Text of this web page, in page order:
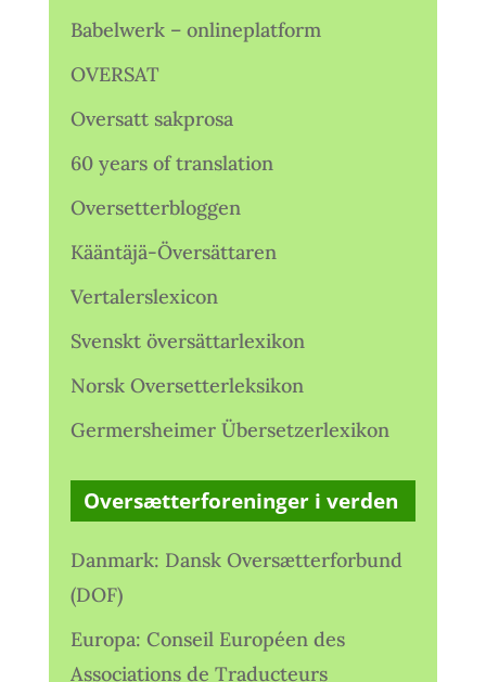
Babelwerk – onlineplatform
OVERSAT
Oversatt sakprosa
60 years of translation
Oversetterbloggen
Kääntäjä-Översättaren
Vertalerslexicon
Svenskt översättarlexikon
Norsk Oversetterleksikon
Germersheimer Übersetzerlexikon
Oversætterforeninger i verden
Danmark: Dansk Oversætterforbund
(DOF)
Europa: Conseil Européen des
Associations de Traducteurs